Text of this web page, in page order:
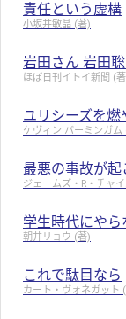
責任という虚構
小坂井敏晶 (著)
岩田さん 岩田
ほぼ日刊イトイ新聞 (
ユリシーズを燃
ケヴィン バーミンガ
最悪の事故が
ジェームズ・R・チャ
学生時代にや
朝井リョウ (著)
これで駄目なら
カート・ヴォネガット